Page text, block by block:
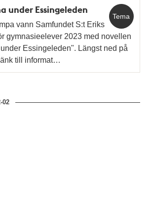
Tema
under Essingeleden
vann Samfundet S:t Eriks
gymnasieelever 2023 med novellen
Essingeleden". Längst ned på
till informat…
02